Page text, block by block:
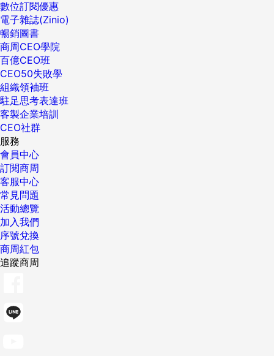
數位訂閱優惠
電子雜誌(Zinio)
暢銷圖書
商周CEO學院
百億CEO班
CEO50失敗學
組織領袖班
駐足思考表達班
客製企業培訓
CEO社群
服務
會員中心
訂閱商周
客服中心
常見問題
活動總覽
加入我們
序號兌換
商周紅包
追蹤商周